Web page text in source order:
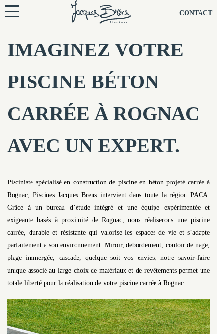
CONTACT
IMAGINEZ VOTRE
PISCINE BÉTON
CARRÉE À ROGNAC
AVEC UN EXPERT.
Pisciniste spécialisé en construction de piscine en béton projeté carrée à
Rognac, Piscines Jacques Brens intervient dans toute la région PACA.
Grâce à un bureau d’étude intégré et une équipe expérimentée et
exigeante basés à proximité de Rognac, nous réaliserons une piscine
carrée, durable et résistante qui valorise les espaces de vie et s’adapte
parfaitement à son environnement. Miroir, débordement, couloir de nage,
plage immergée, cascade, quelque soit vos envies, notre savoir-faire
unique associé au large choix de matériaux et de revêtements permet une
totale liberté pour la réalisation de votre piscine carrée à Rognac.
NOS PISCINES
NOTRE TECHNIQUE
NOS CONSEILS
NOS AGENCES